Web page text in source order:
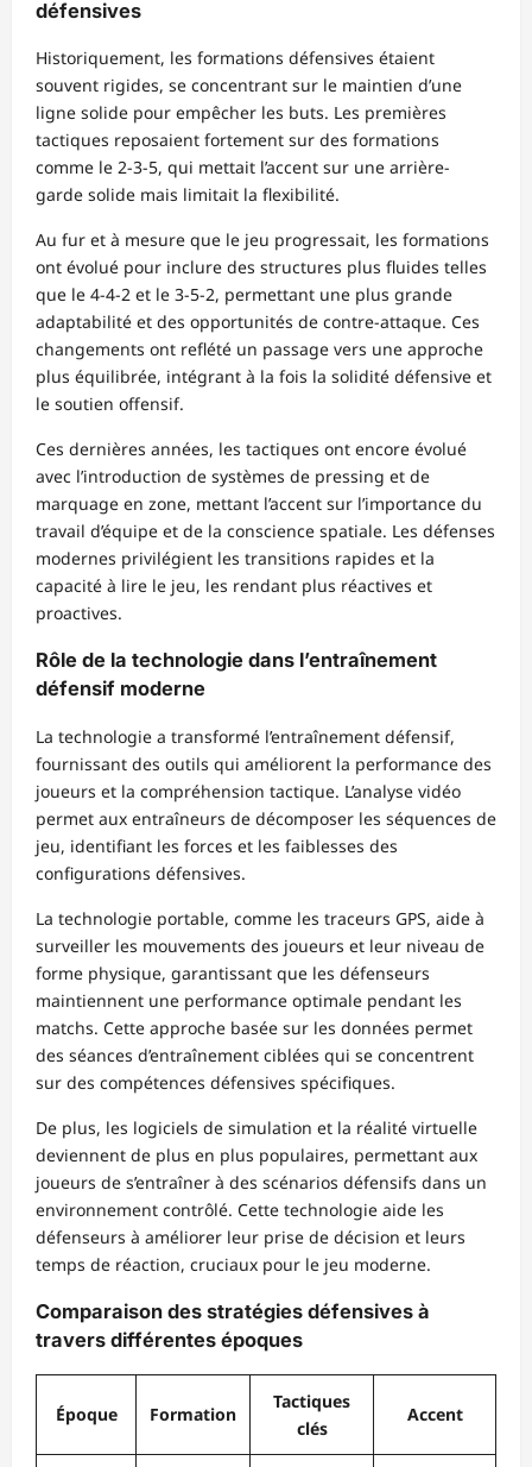
défensives
Historiquement, les formations défensives étaient
souvent rigides, se concentrant sur le maintien d’une
ligne solide pour empêcher les buts. Les premières
tactiques reposaient fortement sur des formations
comme le 2-3-5, qui mettait l’accent sur une arrière-
garde solide mais limitait la flexibilité.
Au fur et à mesure que le jeu progressait, les formations
ont évolué pour inclure des structures plus fluides telles
que le 4-4-2 et le 3-5-2, permettant une plus grande
adaptabilité et des opportunités de contre-attaque. Ces
changements ont reflété un passage vers une approche
plus équilibrée, intégrant à la fois la solidité défensive et
le soutien offensif.
Ces dernières années, les tactiques ont encore évolué
avec l’introduction de systèmes de pressing et de
marquage en zone, mettant l’accent sur l’importance du
travail d’équipe et de la conscience spatiale. Les défenses
modernes privilégient les transitions rapides et la
capacité à lire le jeu, les rendant plus réactives et
proactives.
Rôle de la technologie dans l’entraînement
défensif moderne
La technologie a transformé l’entraînement défensif,
fournissant des outils qui améliorent la performance des
joueurs et la compréhension tactique. L’analyse vidéo
permet aux entraîneurs de décomposer les séquences de
jeu, identifiant les forces et les faiblesses des
configurations défensives.
La technologie portable, comme les traceurs GPS, aide à
surveiller les mouvements des joueurs et leur niveau de
forme physique, garantissant que les défenseurs
maintiennent une performance optimale pendant les
matchs. Cette approche basée sur les données permet
des séances d’entraînement ciblées qui se concentrent
sur des compétences défensives spécifiques.
De plus, les logiciels de simulation et la réalité virtuelle
deviennent de plus en plus populaires, permettant aux
joueurs de s’entraîner à des scénarios défensifs dans un
environnement contrôlé. Cette technologie aide les
défenseurs à améliorer leur prise de décision et leurs
temps de réaction, cruciaux pour le jeu moderne.
Comparaison des stratégies défensives à
travers différentes époques
Époque Formation
Tactiques
clés
Accent